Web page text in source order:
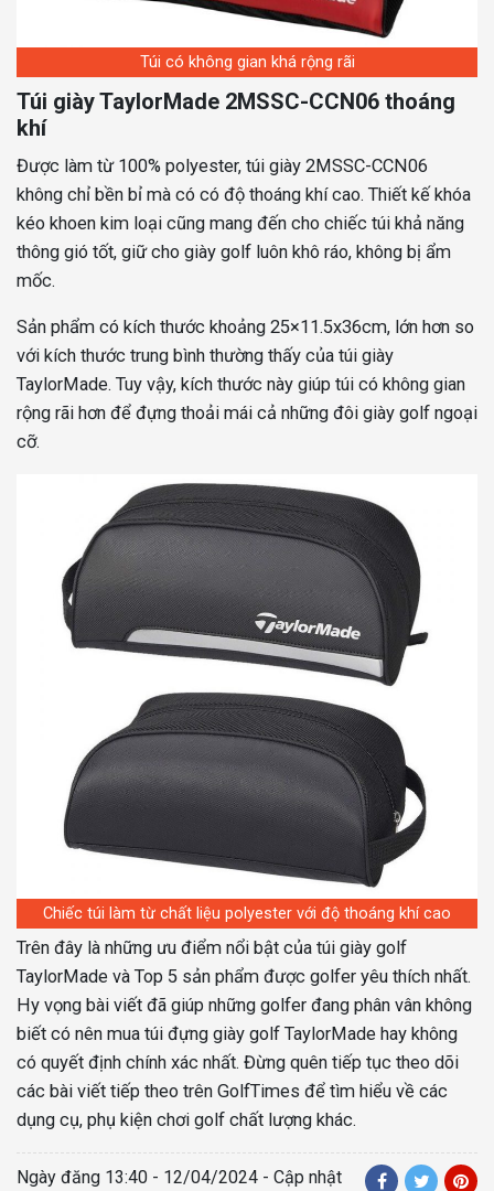
Túi có không gian khá rộng rãi
Túi giày TaylorMade 2MSSC-CCN06 thoáng
khí
Được làm từ 100% polyester, túi giày 2MSSC-CCN06
không chỉ bền bỉ mà có có độ thoáng khí cao. Thiết kế khóa
kéo khoen kim loại cũng mang đến cho chiếc túi khả năng
thông gió tốt, giữ cho giày golf luôn khô ráo, không bị ẩm
mốc.
Sản phẩm có kích thước khoảng 25×11.5x36cm, lớn hơn so
với kích thước trung bình thường thấy của túi giày
TaylorMade. Tuy vậy, kích thước này giúp túi có không gian
rộng rãi hơn để đựng thoải mái cả những đôi giày golf ngoại
cỡ.
Chiếc túi làm từ chất liệu polyester với độ thoáng khí cao
Trên đây là những ưu điểm nổi bật của túi giày golf
TaylorMade và Top 5 sản phẩm được golfer yêu thích nhất.
Hy vọng bài viết đã giúp những golfer đang phân vân không
biết có nên mua túi đựng giày golf TaylorMade hay không
có quyết định chính xác nhất. Đừng quên tiếp tục theo dõi
các bài viết tiếp theo trên GolfTimes để tìm hiểu về các
dụng cụ, phụ kiện chơi golf chất lượng khác.
Ngày đăng 13:40 - 12/04/2024 - Cập nhật